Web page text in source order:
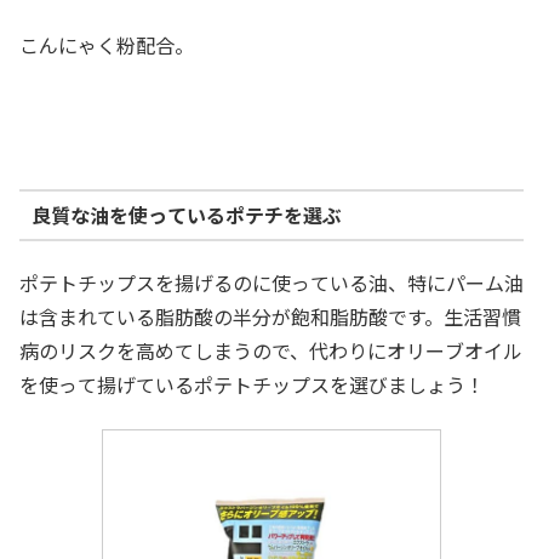
こんにゃく粉配合。
良質な油を使っているポテチを選ぶ
ポテトチップスを揚げるのに使っている油、特にパーム油
は含まれている脂肪酸の半分が飽和脂肪酸です。生活習慣
病のリスクを高めてしまうので、代わりにオリーブオイル
を使って揚げているポテトチップスを選びましょう！